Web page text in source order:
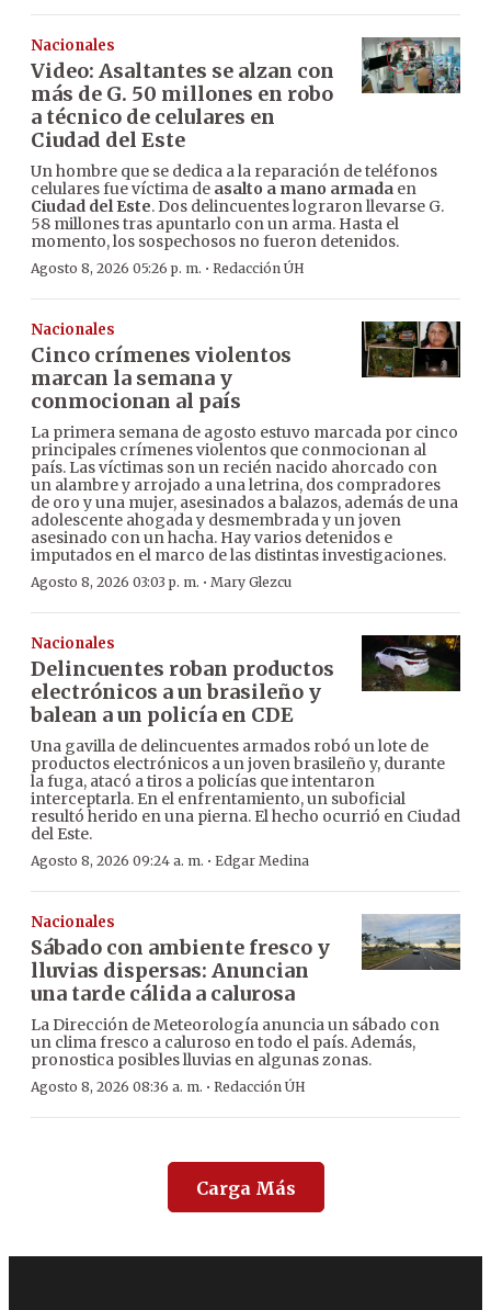
Nacionales
Video: Asaltantes se alzan con
más de G. 50 millones en robo
a técnico de celulares en
Ciudad del Este
Un hombre que se dedica a la reparación de teléfonos
celulares fue víctima de asalto a mano armada en
Ciudad del Este. Dos delincuentes lograron llevarse G.
58 millones tras apuntarlo con un arma. Hasta el
momento, los sospechosos no fueron detenidos.
Agosto 8, 2026 05:26 p. m. · Redacción ÚH
Nacionales
Cinco crímenes violentos
marcan la semana y
conmocionan al país
La primera semana de agosto estuvo marcada por cinco
principales crímenes violentos que conmocionan al
país. Las víctimas son un recién nacido ahorcado con
un alambre y arrojado a una letrina, dos compradores
de oro y una mujer, asesinados a balazos, además de una
adolescente ahogada y desmembrada y un joven
asesinado con un hacha. Hay varios detenidos e
imputados en el marco de las distintas investigaciones.
Agosto 8, 2026 03:03 p. m. · Mary Glezcu
Nacionales
Delincuentes roban productos
electrónicos a un brasileño y
balean a un policía en CDE
Una gavilla de delincuentes armados robó un lote de
productos electrónicos a un joven brasileño y, durante
la fuga, atacó a tiros a policías que intentaron
interceptarla. En el enfrentamiento, un suboficial
resultó herido en una pierna. El hecho ocurrió en Ciudad
del Este.
Agosto 8, 2026 09:24 a. m. · Edgar Medina
Nacionales
Sábado con ambiente fresco y
lluvias dispersas: Anuncian
una tarde cálida a calurosa
La Dirección de Meteorología anuncia un sábado con
un clima fresco a caluroso en todo el país. Además,
pronostica posibles lluvias en algunas zonas.
Agosto 8, 2026 08:36 a. m. · Redacción ÚH
Carga Más